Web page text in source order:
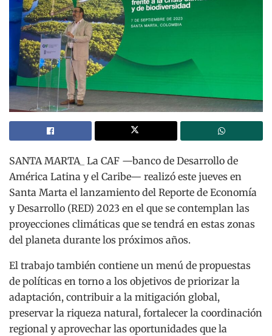
SANTA MARTA_ La CAF —banco de Desarrollo de
América Latina y el Caribe— realizó este jueves en
Santa Marta el lanzamiento del Reporte de Economía
y Desarrollo (RED) 2023 en el que se contemplan las
proyecciones climáticas que se tendrá en estas zonas
del planeta durante los próximos años.
El trabajo también contiene un menú de propuestas
de políticas en torno a los objetivos de priorizar la
adaptación, contribuir a la mitigación global,
preservar la riqueza natural, fortalecer la coordinación
regional y aprovechar las oportunidades que la